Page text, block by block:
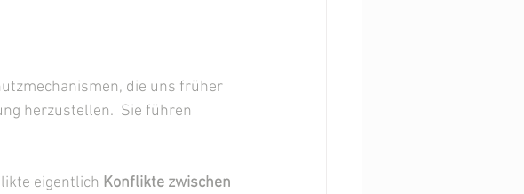
die uns früher
herzustellen.  Sie führen
eigentlich Konflikte zwischen